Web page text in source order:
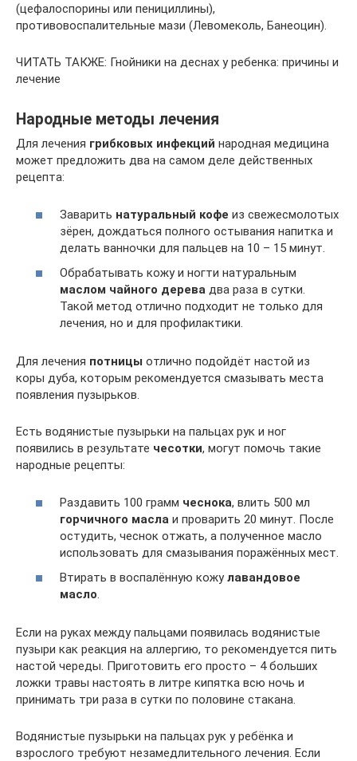
(цефалоспорины или пенициллины),
противовоспалительные мази (Левомеколь, Банеоцин).
ЧИТАТЬ ТАКЖЕ: Гнойники на деснах у ребенка: причины и
лечение
Народные методы лечения
Для лечения грибковых инфекций народная медицина
может предложить два на самом деле действенных
рецепта:
Заварить натуральный кофе из свежесмолотых
зёрен, дождаться полного остывания напитка и
делать ванночки для пальцев на 10 – 15 минут.
Обрабатывать кожу и ногти натуральным
маслом чайного дерева два раза в сутки.
Такой метод отлично подходит не только для
лечения, но и для профилактики.
Для лечения потницы отлично подойдёт настой из
коры дуба, которым рекомендуется смазывать места
появления пузырьков.
Есть водянистые пузырьки на пальцах рук и ног
появились в результате чесотки, могут помочь такие
народные рецепты:
Раздавить 100 грамм чеснока, влить 500 мл
горчичного масла и проварить 20 минут. После
остудить, чеснок отжать, а полученное масло
использовать для смазывания поражённых мест.
Втирать в воспалённую кожулавандовое
масло.
Если на руках между пальцами появилась водянистые
пузыри как реакция на аллергию, то рекомендуется пить
настой череды. Приготовить его просто – 4 больших
ложки травы настоять в литре кипятка всю ночь и
принимать три раза в сутки по половине стакана.
Водянистые пузырьки на пальцах рук у ребёнка и
взрослого требуют незамедлительного лечения. Если